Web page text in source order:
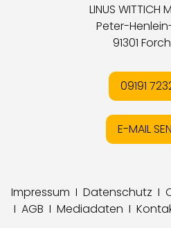
LINUS WITTICH
Peter-
91301
09191
E-MAIL
Impressum I Datenschutz I
I AGB I Mediadaten I